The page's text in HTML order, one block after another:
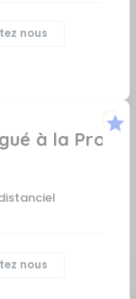
nous
à la
nous
star